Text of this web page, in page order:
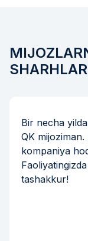
Bir necha
QK
kompaniya
tashakkur!